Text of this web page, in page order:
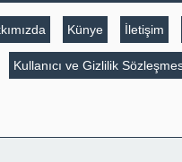
Künye İletişim
Kullanıcı ve Gizlilik